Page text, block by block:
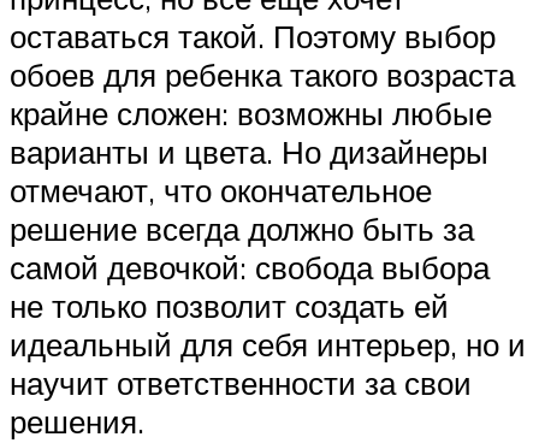
оставаться такой. Поэтому выбор
обоев для ребенка такого возраста
крайне сложен: возможны любые
варианты и цвета. Но дизайнеры
отмечают, что окончательное
решение всегда должно быть за
самой девочкой: свобода выбора
не только позволит создать ей
идеальный для себя интерьер, но и
научит ответственности за свои
решения.